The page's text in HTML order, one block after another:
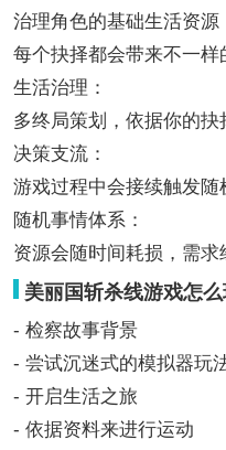
治理角色的基础生活资源
每个抉择都会带来不一样
生活治理：
多终局策划，依据你的抉
决策支流：
游戏过程中会接续触发随
随机事情体系：
资源会随时间耗损，需求
美丽国斩杀线游戏怎
- 检察故事背景
- 尝试沉迷式的模拟器玩
- 开启生活之旅
- 依据资料来进行运动